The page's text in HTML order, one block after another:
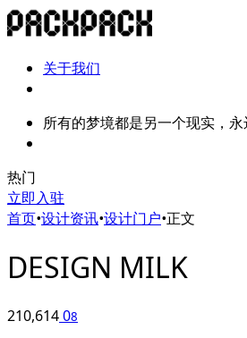
关于我们
所有的梦境都是另一个现实，永
热门
立即入驻
首页•设计资讯•设计门户•正文
DESIGN MILK
210,61408